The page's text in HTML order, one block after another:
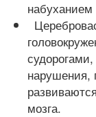
нарушения,
мозга.